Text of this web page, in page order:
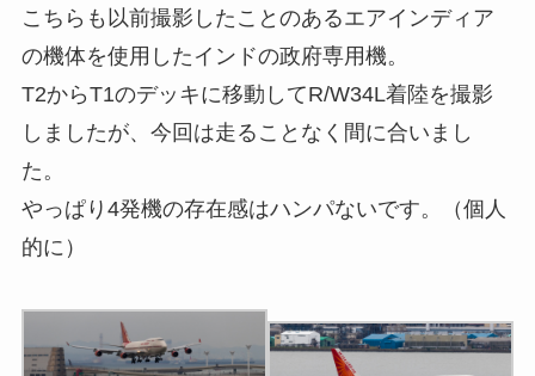
こちらも以前撮影したことのあるエアインディア
の機体を使用したインドの政府専用機。
T2からT1のデッキに移動してR/W34L着陸を撮影
しましたが、今回は走ることなく間に合いまし
た。
やっぱり4発機の存在感はハンパないです。（個人
的に）